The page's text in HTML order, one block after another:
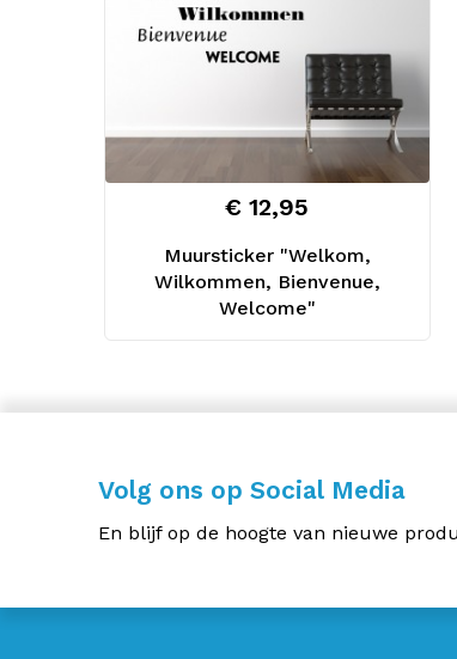
Muursticker "Welkom,
Wilkommen, Bienvenue,
Welcome"
€ 12,95
Volg ons op Social Media
En blijf op de hoogte van nieuwe